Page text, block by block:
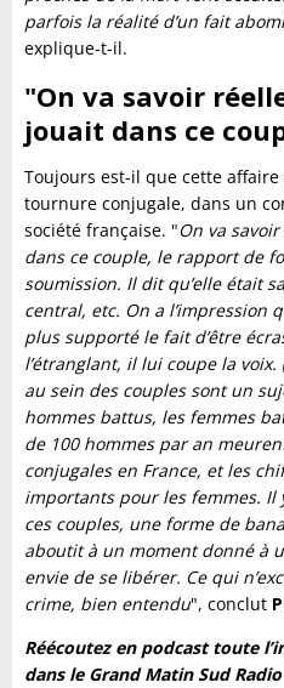
parfois la réalité d’un fait
explique-t-il.
"On va savoir
jouait dans ce
Toujours est-il que cette
tournure conjugale, dans un
société française. "On va
dans ce couple, le rapport de
soumission. Il dit qu’elle était
central, etc. On a l’impression
plus supporté le fait d’être
l’étranglant, il lui coupe la
au sein des couples sont un
hommes battus, les femmes
de 100 hommes par an
conjugales en France, et les
importants pour les femmes. Il
ces couples, une forme de
aboutit à un moment donné à
envie de se libérer. Ce qui
crime, bien entendu", conclut
Réécoutez en podcast toute
dans le Grand Matin Sud Radio